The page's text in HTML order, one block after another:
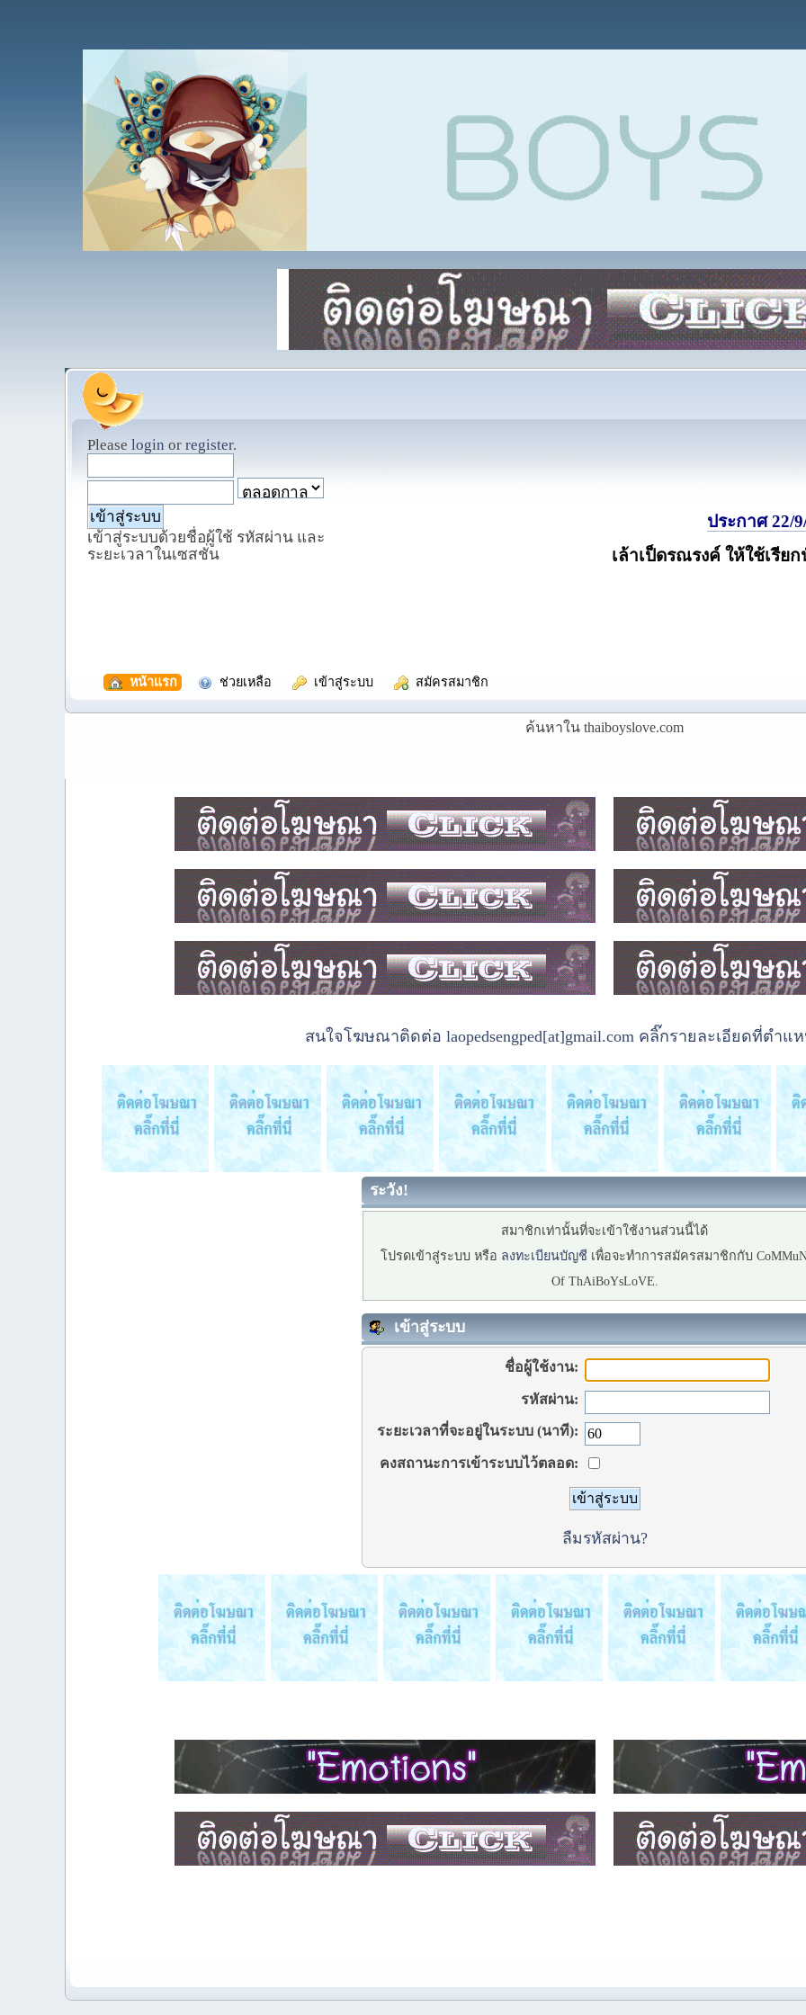
Please login or register.
เข้าสู่ระบบด้วยชื่อผู้ใช้ รหัสผ่าน และ
ระยะเวลาในเซสชั่น
ประกาศ 22/
เล้าเป็ดรณรงค์ ให้ใช้เรีย
หน้าแรก ช่วยเหลือ เข้าสู่ระบบ สมัครสมาชิก
ค้นหาใน thaiboyslove.com
สนใจโฆษณาติดต่อ laopedsengped[at]gmail.com คลิ๊กรายละเอียดที่ตำแ
ระวัง!
สมาชิกเท่านั้นที่จะเข้าใช้งานส่วนนี้ได้
โปรดเข้าสู่ระบบ หรือ ลงทะเบียนบัญชี เพื่อจะทำการสมัครสมาชิกกับ
Of ThAiBoYsLoVE.
เข้าสู่ระบบ
ชื่อผู้ใช้งาน:
รหัสผ่าน:
ระยะเวลาที่จะอยู่ในระบบ (นาที):
คงสถานะการเข้าระบบไว้ตลอด:
ลืมรหัสผ่าน?